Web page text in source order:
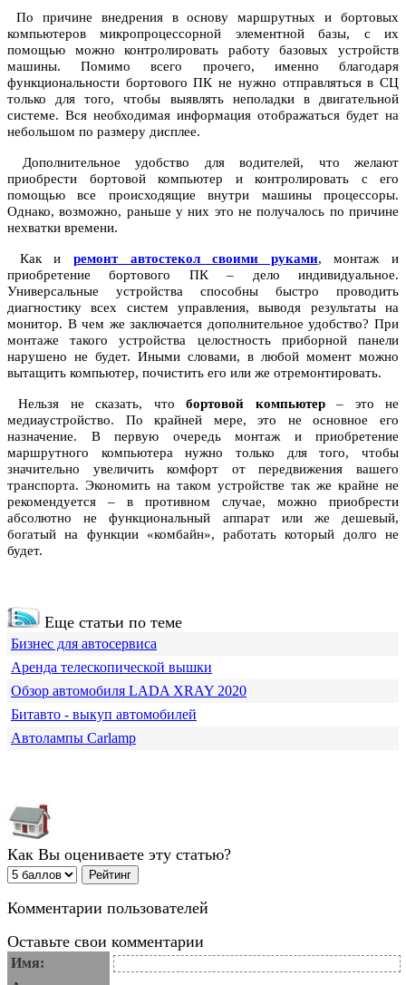
По причине внедрения в основу маршрутных и бортовых
компьютеров микропроцессорной элементной базы, с их
помощью можно контролировать работу базовых устройств
машины. Помимо всего прочего, именно благодаря
функциональности бортового ПК не нужно отправляться в СЦ
только для того, чтобы выявлять неполадки в двигательной
системе. Вся необходимая информация отображаться будет на
небольшом по размеру дисплее.
Дополнительное удобство для водителей, что желают
приобрести бортовой компьютер и контролировать с его
помощью все происходящие внутри машины процессоры.
Однако, возможно, раньше у них это не получалось по причине
нехватки времени.
Как и ремонт автостекол своими руками, монтаж и
приобретение бортового ПК – дело индивидуальное.
Универсальные устройства способны быстро проводить
диагностику всех систем управления, выводя результаты на
монитор. В чем же заключается дополнительное удобство? При
монтаже такого устройства целостность приборной панели
нарушено не будет. Иными словами, в любой момент можно
вытащить компьютер, почистить его или же отремонтировать.
Нельзя не сказать, чтобортовой компьютер– это не
медиаустройство. По крайней мере, это не основное его
назначение. В первую очередь монтаж и приобретение
маршрутного компьютера нужно только для того, чтобы
значительно увеличить комфорт от передвижения вашего
транспорта. Экономить на таком устройстве так же крайне не
рекомендуется – в противном случае, можно приобрести
абсолютно не функциональный аппарат или же дешевый,
богатый на функции «комбайн», работать который долго не
будет.
Еще статьи по теме
Бизнес для автосервиса
Аренда телескопической вышки
Обзор автомобиля LADA XRAY 2020
Битавто - выкуп автомобилей
Автолампы Carlamp
Как Вы оцениваете эту статью?
Комментарии пользователей
Оставьте свои комментарии
Имя: